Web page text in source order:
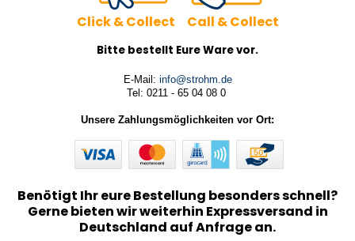
Click & Collect Call & Collect
Bitte bestellt Eure Ware vor.
E-Mail: info@strohm.de
Tel: 0211 - 65 04 08 0
Unsere Zahlungsmöglichkeiten vor Ort:
Benötigt Ihr eure Bestellung besonders schnell?
Gerne bieten wir weiterhin Expressversand in
Deutschland auf Anfrage an.